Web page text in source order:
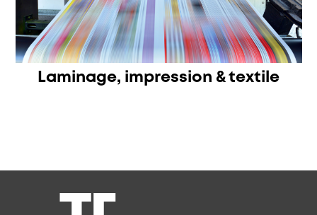
Laminage, impression & textile